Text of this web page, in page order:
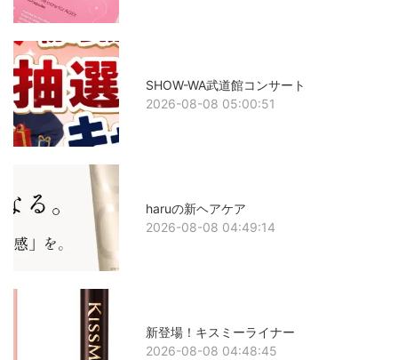
SHOW-WA武道館コンサート
2026-08-08 05:00:51
haruの新ヘアケア
2026-08-08 04:49:14
新登場！キスミーライナー
2026-08-08 04:48:45